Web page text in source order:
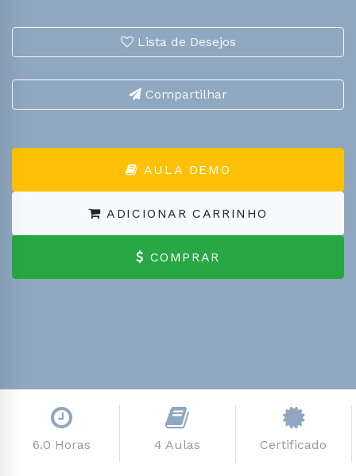
Lista de Desejos
Compartilhar
AULA DEMO
ADICIONAR CARRINHO
COMPRAR
6.0 Horas 4 Aulas Certificado